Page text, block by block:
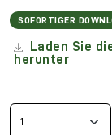
SOFORTIGER
Laden Sie
herunter